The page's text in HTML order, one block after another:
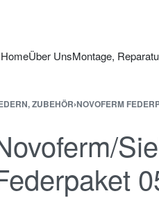
Über UnsMontage,
ZUBEHÖR›NOVOFERM